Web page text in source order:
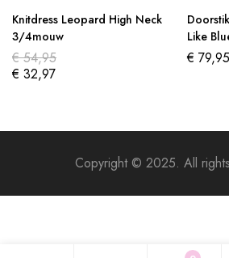
Knitdress Leopard High Neck
3/4mouw
€54,95
€ 32,97
Like
€ 79,95
Copyright © 2025. All